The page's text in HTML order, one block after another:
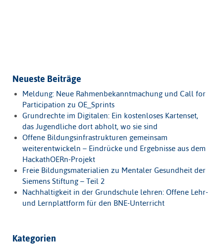
Neueste Beiträge
Meldung: Neue Rahmenbekanntmachung und Call for
Participation zu OE_Sprints
Grundrechte im Digitalen: Ein kostenloses Kartenset,
das Jugendliche dort abholt, wo sie sind
Offene Bildungsinfrastrukturen gemeinsam
weiterentwickeln – Eindrücke und Ergebnisse aus dem
HackathOERn-Projekt
Freie Bildungsmaterialien zu Mentaler Gesundheit der
Siemens Stiftung – Teil 2
Nachhaltigkeit in der Grundschule lehren: Offene Lehr-
und Lernplattform für den BNE-Unterricht
Kategorien